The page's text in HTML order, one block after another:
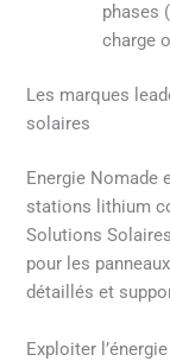
phases
charge
Les marques
solaires
Energie Nomade
stations lithium
Solutions
pour les
détaillés et
Exploiter